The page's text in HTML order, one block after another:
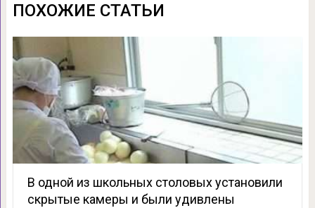
ПОХОЖИЕ СТАТЬИ
В одной из школьных столовых установили
скрытые камеры и были удивлены